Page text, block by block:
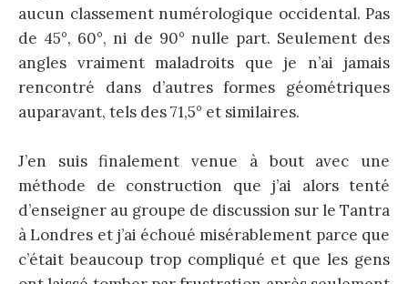
aucun classement numérologique occidental. Pas
de 45°, 60°, ni de 90° nulle part. Seulement des
angles vraiment maladroits que je n’ai jamais
rencontré dans d’autres formes géométriques
auparavant, tels des 71,5° et similaires.
J’en suis finalement venue à bout avec une
méthode de construction que j’ai alors tenté
d’enseigner au groupe de discussion sur le Tantra
à Londres et j’ai échoué misérablement parce que
c’était beaucoup trop compliqué et que les gens